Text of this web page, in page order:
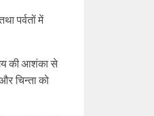
पर्वतों में
भय की आशंका से
चिन्ता को